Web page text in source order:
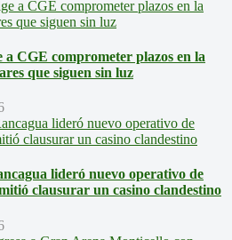
a CGE comprometer plazos en la
que siguen sin luz
lideró nuevo operativo de
clausurar un casino clandestino